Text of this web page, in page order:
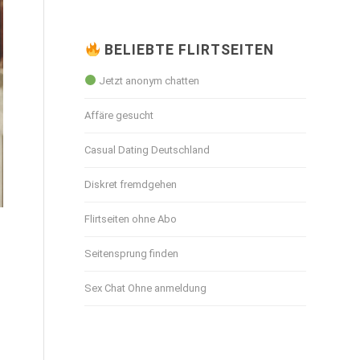
BELIEBTE FLIRTSEITEN
Jetzt anonym chatten
Affäre gesucht
Casual Dating Deutschland
Diskret fremdgehen
Flirtseiten ohne Abo
Seitensprung finden
Sex Chat Ohne anmeldung